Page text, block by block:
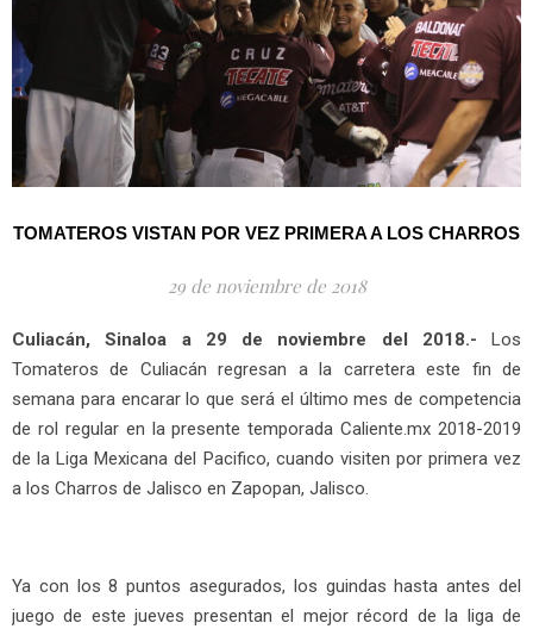
TOMATEROS VISTAN POR VEZ PRIMERA A LOS CHARROS
29 de noviembre de 2018
Culiacán, Sinaloa a 29 de noviembre del 2018.- Los
Tomateros de Culiacán regresan a la carretera este fin de
semana para encarar lo que será el último mes de competencia
de rol regular en la presente temporada Caliente.mx 2018-2019
de la Liga Mexicana del Pacifico, cuando visiten por primera vez
a los Charros de Jalisco en Zapopan, Jalisco.
Ya con los 8 puntos asegurados, los guindas hasta antes del
juego de este jueves presentan el mejor récord de la liga de